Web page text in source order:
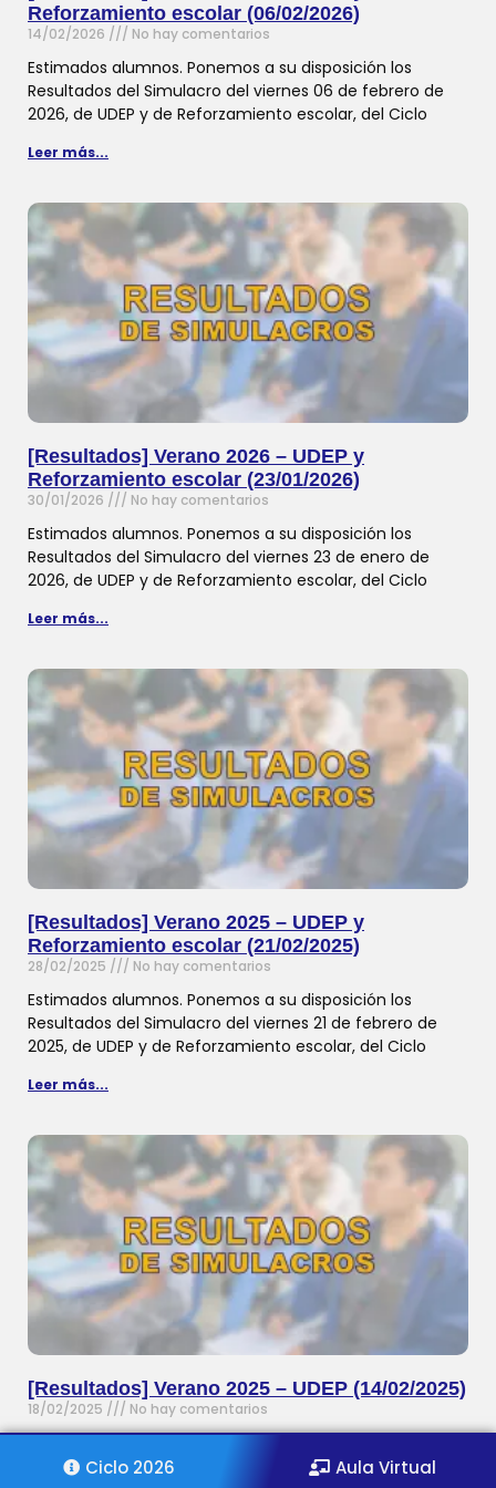
Reforzamiento escolar (06/02/2026)
14/02/2026 No hay comentarios
Estimados alumnos. Ponemos a su disposición los
Resultados del Simulacro del viernes 06 de febrero de
2026, de UDEP y de Reforzamiento escolar, del Ciclo
Leer más...
[Resultados] Verano 2026 – UDEP y
Reforzamiento escolar (23/01/2026)
30/01/2026 No hay comentarios
Estimados alumnos. Ponemos a su disposición los
Resultados del Simulacro del viernes 23 de enero de
2026, de UDEP y de Reforzamiento escolar, del Ciclo
Leer más...
[Resultados] Verano 2025 – UDEP y
Reforzamiento escolar (21/02/2025)
28/02/2025 No hay comentarios
Estimados alumnos. Ponemos a su disposición los
Resultados del Simulacro del viernes 21 de febrero de
2025, de UDEP y de Reforzamiento escolar, del Ciclo
Leer más...
[Resultados] Verano 2025 – UDEP (14/02/2025)
18/02/2025 No hay comentarios
Resultados del Simulacro del viernes 14 de febrero de
Ciclo 2026 Aula Virtual